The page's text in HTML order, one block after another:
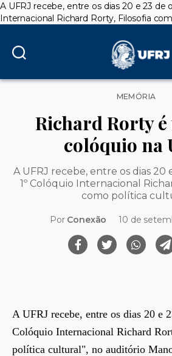
A UFRJ recebe, entre os dias 20 e 23 de
Internacional Richard Rorty, Filosofia
MEMÓRIA
Richard Rorty é
colóquio na
A UFRJ recebe, entre os dias
1º Colóquio Internacional
como política
Por Conexão 10 de
A UFRJ recebe, entre os dias 20 e
Colóquio Internacional Richard
política cultural", no auditório